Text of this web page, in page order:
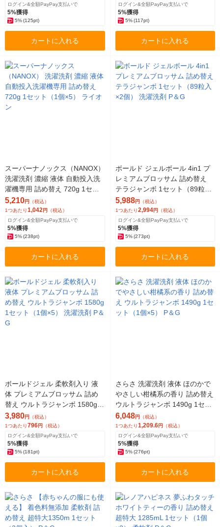
ログイン&全額PayPay支払いで
5%獲得
5%(125pt)
カートに入れる
ログイン&全額PayPay支払いで
5%獲得
5% (117pt)
カートに入れる
スーパーナノックス（NANOX）
洗濯洗剤 濃縮 液体 自動投入洗
濯機専用 詰め替え 720g 1セッ
ト（1個×5） ライオン
5,210円 （税込）
1つあたり1,042 円 （税込）
ログイン&全額PayPay支払いで
5%獲得
5%(238pt)
カートに入れる
ボールド ジェルボール 4in1 プ
レミアムブロッサム 詰め替え
テラジャンボ 1セット（89粒入
×2個） 洗濯洗剤 P＆G
5,988円 （税込）
1つあたり2,994円 （税込）
ログイン&全額PayPay支払いで
5%獲得
5% (273pt)
カートに入れる
ボールドジェル 柔軟剤入り 液
体 プレミアムブロッサム 詰め
替え ウルトラジャンボ 1580g 1
セット（1個×5） 洗濯洗剤 P＆
G
3,980円 （税込）
1つあたり796円 （税込）
ログイン&全額PayPay支払いで
5%獲得
5%(181pt)
カートに入れる
さらさ 洗濯洗剤 液体 ほのかで
やさしい柑橘系の香り 詰め替え
ウルトラジャンボ 1490g 1セッ
ト（1個×5） P＆G
6,048円 （税込）
1つあたり1,209.6円 （税込）
ログイン&全額PayPay支払いで
5%獲得
5% (276pt)
カートに入れる